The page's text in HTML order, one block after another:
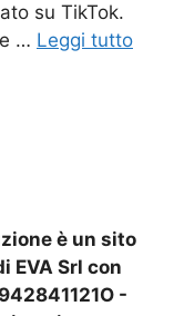
su TikTok.
… Leggi tutto
è un sito
EVA Srl con
-